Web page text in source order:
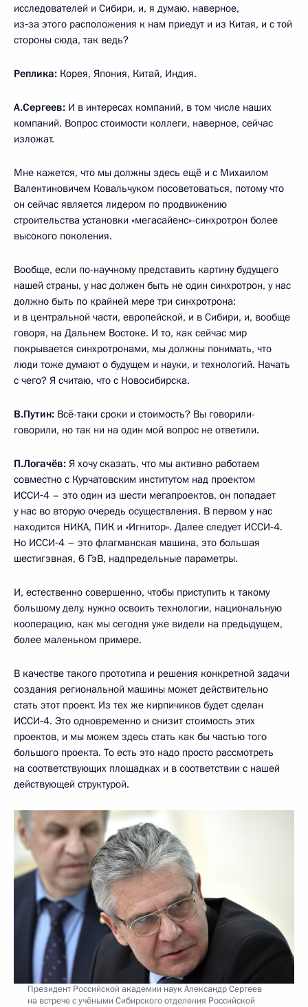
исследователей и Сибири, и, я думаю, наверное,
из‑за этого расположения к нам приедут и из Китая, и с той
стороны сюда, так ведь?
Реплика: Корея, Япония, Китай, Индия.
А.Сергеев: И в интересах компаний, в том числе наших
компаний. Вопрос стоимости коллеги, наверное, сейчас
изложат.
Мне кажется, что мы должны здесь ещё и с Михаилом
Валентиновичем Ковальчуком посоветоваться, потому что
он сейчас является лидером по продвижению
строительства установки «мегасайенс»-синхротрон более
высокого поколения.
Вообще, если по-научному представить картину будущего
нашей страны, у нас должен быть не один синхротрон, у нас
должно быть по крайней мере три синхротрона:
и в центральной части, европейской, и в Сибири, и, вообще
говоря, на Дальнем Востоке. И то, как сейчас мир
покрывается синхротронами, мы должны понимать, что
люди тоже думают о будущем и науки, и технологий. Начать
с чего? Я считаю, что с Новосибирска.
В.Путин: Всё-таки сроки и стоимость? Вы говорили-
говорили, но так ни на один мой вопрос не ответили.
П.Логачёв: Я хочу сказать, что мы активно работаем
совместно с Курчатовским институтом над проектом
ИССИ‑4 – это один из шести мегапроектов, он попадает
у нас во вторую очередь осуществления. В первом у нас
находится НИКА, ПИК и «Игнитор». Далее следует ИССИ‑4.
Но ИССИ‑4 – это флагманская машина, это большая
шестигэвная, 6 ГэВ, надпредельные параметры.
И, естественно совершенно, чтобы приступить к такому
большому делу, нужно освоить технологии, национальную
кооперацию, как мы сегодня уже видели на предыдущем,
более маленьком примере.
В качестве такого прототипа и решения конкретной задачи
создания региональной машины может действительно
стать этот проект. Из тех же кирпичиков будет сделан
ИССИ‑4. Это одновременно и снизит стоимость этих
проектов, и мы можем здесь стать как бы частью того
большого проекта. То есть это надо просто рассмотреть
на соответствующих площадках и в соответствии с нашей
действующей структурой.
Президент Российской академии наук Александр Сергеев
на встрече с учёными Сибирского отделения Российской